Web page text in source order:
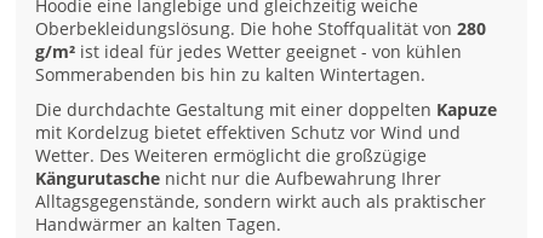
Hoodie eine langlebige und gleichzeitig weiche
Oberbekleidungslösung. Die hohe Stoffqualität von280
g/m² ist ideal für jedes Wetter geeignet - von kühlen
Sommerabenden bis hin zu kalten Wintertagen.
Die durchdachte Gestaltung mit einer doppelten Kapuze
mit Kordelzug bietet effektiven Schutz vor Wind und
Wetter. Des Weiteren ermöglicht die großzügige
Kängurutasche nicht nur die Aufbewahrung Ihrer
Alltagsgegenstände, sondern wirkt auch als praktischer
Handwärmer an kalten Tagen.